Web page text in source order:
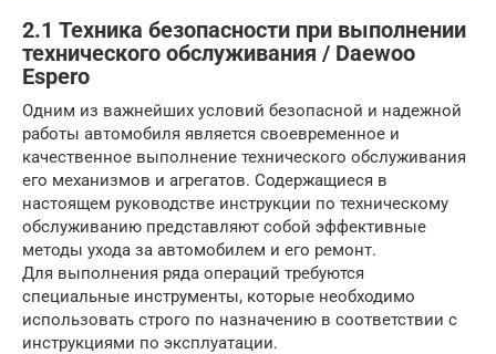
2.1 Техника безопасности при выполнении
технического обслуживания / Daewoo
Espero
Одним из важнейших условий безопасной и надежной
работы автомобиля является своевременное и
качественное выполнение технического обслуживания
его механизмов и агрегатов. Содержащиеся в
настоящем руководстве инструкции по техническому
обслуживанию представляют собой эффективные
методы ухода за автомобилем и его ремонт.
Для выполнения ряда операций требуются
специальные инструменты, которые необходимо
использовать строго по назначению в соответствии с
инструкциями по эксплуатации.